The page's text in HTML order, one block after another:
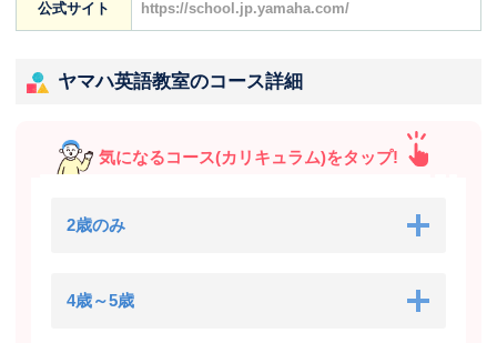
公式サイト https://school.jp.yamaha.com/
ヤマハ英語教室のコース詳細
気になるコース(カリキュラム)をタップ!
2歳のみ
4歳～5歳